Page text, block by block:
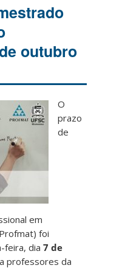
outubro
O
prazo
de
em
foi
feira, dia7 de
professores da